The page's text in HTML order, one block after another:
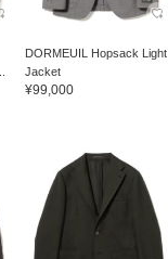
DORMEUIL Hopsack Light
Jacket
¥99,000